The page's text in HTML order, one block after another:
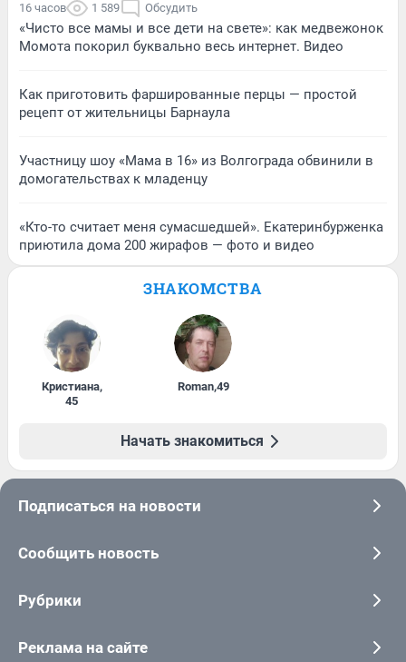
16 часов 1 589 Обсудить
«Чисто все мамы и все дети на свете»: как медвежонок
Момота покорил буквально весь интернет. Видео
Как приготовить фаршированные перцы — простой
рецепт от жительницы Барнаула
Участницу шоу «Мама в 16» из Волгограда обвинили в
домогательствах к младенцу
«Кто-то считает меня сумасшедшей». Екатеринбурженка
приютила дома 200 жирафов — фото и видео
ЗНАКОМСТВА
Кристиана,
45
Roman,49
Начать знакомиться
Подписаться на новости
Сообщить новость
Рубрики
Реклама на сайте